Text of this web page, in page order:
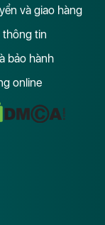
và giao hàng
thông tin
bảo hành
online